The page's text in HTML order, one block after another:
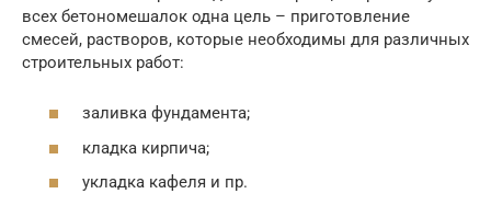
всех бетономешалок одна цель – приготовление
смесей, растворов, которые необходимы для различных
строительных работ:
заливка фундамента;
кладка кирпича;
укладка кафеля и пр.